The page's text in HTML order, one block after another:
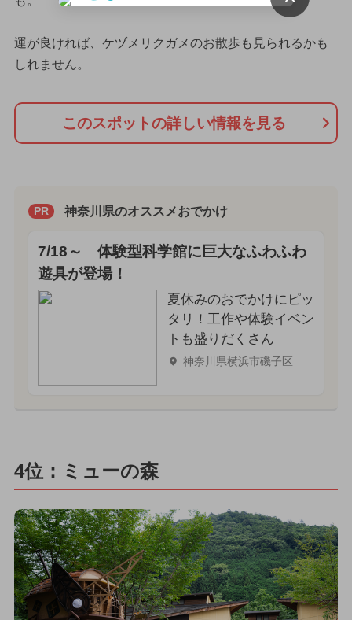
運が良ければ、ケヅメリクガメのお散歩も見られるかも
しれません。
このスポットの詳しい情報を見る
PR 神奈川県のオススメおでかけ
7/18～ 体験型科学館に巨大なふわふわ
遊具が登場！
夏休みのおでかけにピッ
タリ！工作や体験イベン
トも盛りだくさん
神奈川県横浜市磯子区
4位：ミューの森